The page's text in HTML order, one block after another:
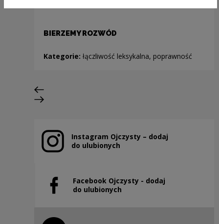
BIERZEMY ROZWÓD
Kategorie: łączliwość leksykalna, poprawność
Previous slide
Next slide
Instagram Ojczysty – dodaj
do ulubionych
Note, the link will open in a new window
Facebook Ojczysty - dodaj
do ulubionych
Note, the link will open in a new window